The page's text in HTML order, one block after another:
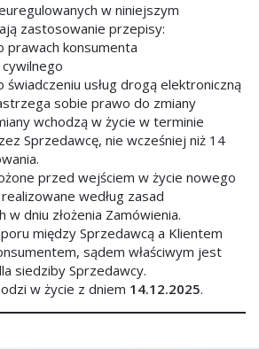
w niniejszym
zastosowanie przepisy:
prawach konsumenta
świadczeniu usług drogą elektroniczną
sobie prawo do zmiany
wchodzą w życie w terminie
Sprzedawcę, nie wcześniej niż 14
przed wejściem w życie nowego
według zasad
w dniu złożenia Zamówienia.
między Sprzedawcą a Klientem
sądem właściwym jest
siedziby Sprzedawcy.
w życie z dniem 14.12.2025.